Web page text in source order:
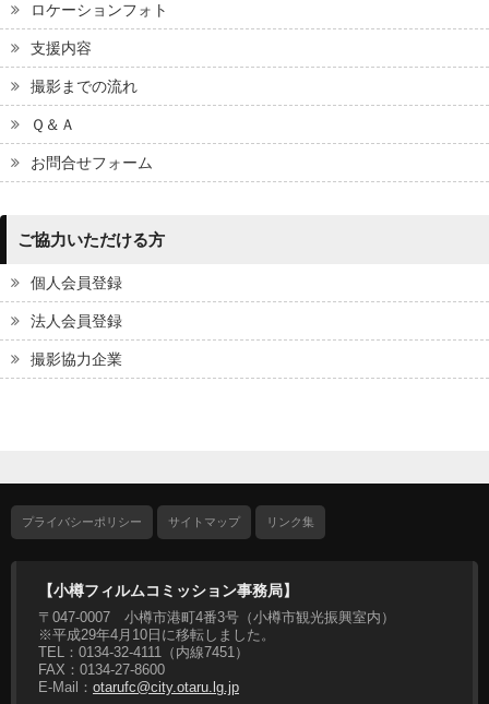
ロケーションフォト
支援内容
撮影までの流れ
Ｑ＆Ａ
お問合せフォーム
ご協力いただける方
個人会員登録
法人会員登録
撮影協力企業
プライバシーポリシー サイトマップ リンク集
【小樽フィルムコミッション事務局】
〒047-0007 小樽市港町4番3号（小樽市観光振興室内）
※平成29年4月10日に移転しました。
TEL：0134-32-4111（内線7451）
FAX：0134-27-8600
E-Mail： otarufc@city.otaru.lg.jp